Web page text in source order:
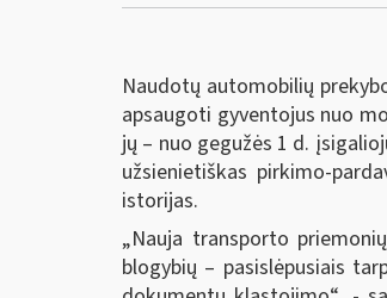
Naudotų automobilių
apsaugoti gyventojus nuo
jų – nuo gegužės 1 d.
užsienietiškas pirkimo-
istorijas.
„Nauja transporto
blogybių – pasislėpusiais